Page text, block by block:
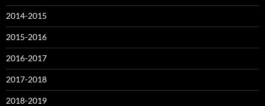
2014-2015
2015-2016
2016-2017
2017-2018
2018-2019